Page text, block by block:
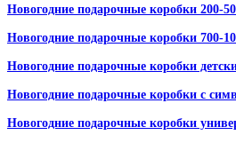
Новогодние подарочные коробки 200-
Новогодние подарочные коробки 700-
Новогодние подарочные коробки
Новогодние подарочные коробки с
Новогодние подарочные коробки